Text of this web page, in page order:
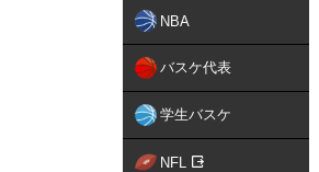
NBA
バスケ代表
学生バスケ
NFL